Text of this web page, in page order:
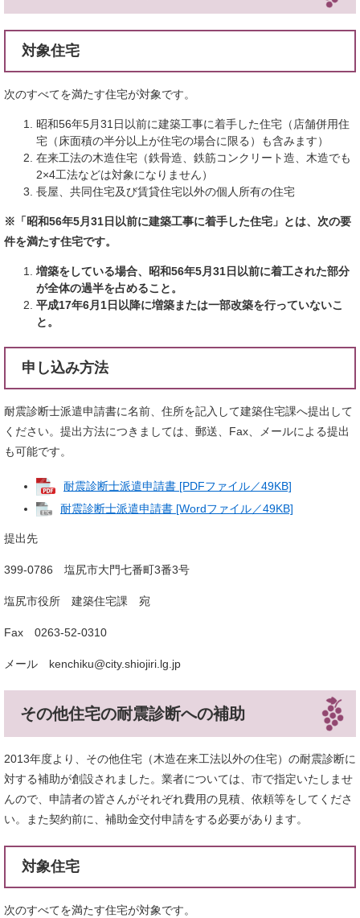
対象住宅
次のすべてを満たす住宅が対象です。
昭和56年5月31日以前に建築工事に着手した住宅（店舗併用住
宅（床面積の半分以上が住宅の場合に限る）も含みます）
在来工法の木造住宅（鉄骨造、鉄筋コンクリート造、木造でも
2×4工法などは対象になりません）
長屋、共同住宅及び賃貸住宅以外の個人所有の住宅
※「昭和56年5月31日以前に建築工事に着手した住宅」とは、次の要
件を満たす住宅です。
増築をしている場合、昭和56年5月31日以前に着工された部分
が全体の過半を占めること。
平成17年6月1日以降に増築または一部改築を行っていないこ
と。
申し込み方法
耐震診断士派遣申請書に名前、住所を記入して建築住宅課へ提出して
ください。提出方法につきましては、郵送、Fax、メールによる提出
も可能です。
耐震診断士派遣申請書 [PDFファイル／49KB]
耐震診断士派遣申請書 [Wordファイル／49KB]
提出先
399-0786 塩尻市大門七番町3番3号
塩尻市役所 建築住宅課 宛
Fax 0263-52-0310
メール kenchiku@city.shiojiri.lg.jp
その他住宅の耐震診断への補助
2013年度より、その他住宅（木造在来工法以外の住宅）の耐震診断に
対する補助が創設されました。業者については、市で指定いたしませ
んので、申請者の皆さんがそれぞれ費用の見積、依頼等をしてくださ
い。また契約前に、補助金交付申請をする必要があります。
対象住宅
次のすべてを満たす住宅が対象です。